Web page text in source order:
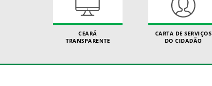
CEARÁ
TRANSPARENTE
CARTA DE SERVIÇOS
DO CIDADÃO